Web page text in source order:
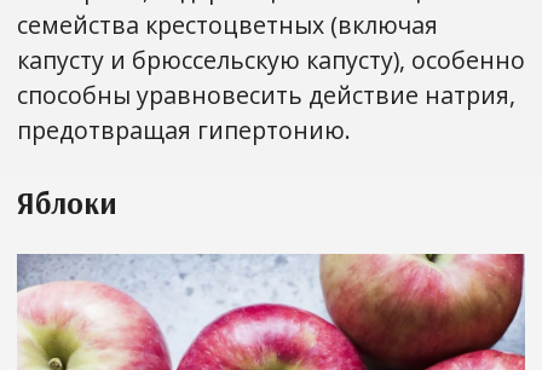
семейства крестоцветных (включая
капусту и брюссельскую капусту), особенно
способны уравновесить действие натрия,
предотвращая гипертонию.
Яблоки